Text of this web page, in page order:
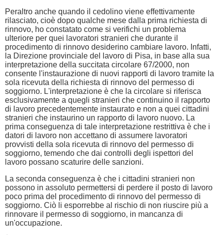
Peraltro anche quando il cedolino viene effettivamente
rilasciato, cioè dopo qualche mese dalla prima richiesta di
rinnovo, ho constatato come si verifichi un problema
ulteriore per quei lavoratori stranieri che durante il
procedimento di rinnovo desiderino cambiare lavoro. Infatti,
la Direzione provinciale del lavoro di Pisa, in base alla sua
interpretazione della succitata circolare 67/2000, non
consente l'instaurazione di nuovi rapporti di lavoro tramite la
sola ricevuta della richiesta di rinnovo del permesso di
soggiorno. L'interpretazione è che la circolare si riferisca
esclusivamente a quegli stranieri che continuino il rapporto
di lavoro precedentemente instaurato e non a quei cittadini
stranieri che instaurino un rapporto di lavoro nuovo. La
prima conseguenza di tale interpretazione restrittiva è che i
datori di lavoro non accettano di assumere lavoratori
provvisti della sola ricevuta di rinnovo del permesso di
soggiorno, temendo che dai controlli degli ispettori del
lavoro possano scaturire delle sanzioni.
La seconda conseguenza è che i cittadini stranieri non
possono in assoluto permettersi di perdere il posto di lavoro
poco prima del procedimento di rinnovo del permesso di
soggiorno. Ciò li esporrebbe al rischio di non riuscire più a
rinnovare il permesso di soggiorno, in mancanza di
un'occupazione.